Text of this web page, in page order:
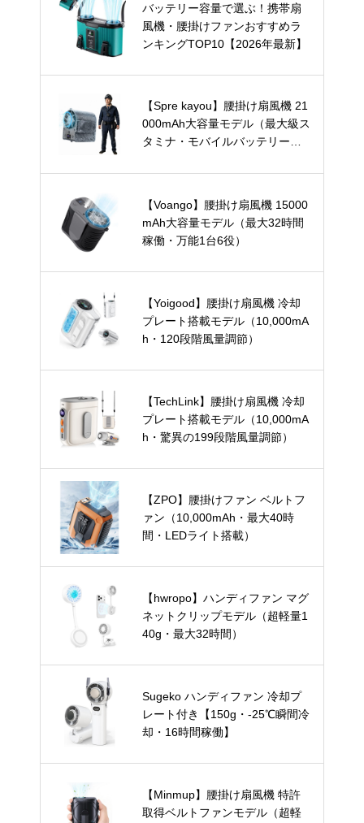
バッテリー容量で選ぶ！携帯扇
風機・腰掛けファンおすすめラ
ンキングTOP10【2026年最新】
【Spre kayou】腰掛け扇風機 21
000mAh大容量モデル（最大級ス
タミナ・モバイルバッテリー兼
【Voango】腰掛け扇風機 15000
mAh大容量モデル（最大32時間
稼働・万能1台6役）
【Yoigood】腰掛け扇風機 冷却
プレート搭載モデル（10,000mA
h・120段階風量調節）
【TechLink】腰掛け扇風機 冷却
プレート搭載モデル（10,000mA
h・驚異の199段階風量調節）
【ZPO】腰掛けファン ベルトフ
ァン（10,000mAh・最大40時
間・LEDライト搭載）
【hwropo】ハンディファン マグ
ネットクリップモデル（超軽量1
40g・最大32時間）
Sugeko ハンディファン 冷却プ
レート付き【150g・-25℃瞬間冷
却・16時間稼働】
【Minmup】腰掛け扇風機 特許
取得ベルトファンモデル（超軽